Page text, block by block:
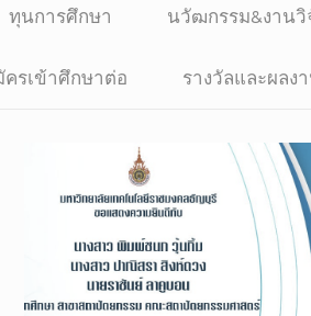
ทุนการศึกษา นวัฒกรรม&งานวิ
รเข้าศึกษาต่อ รางวัลและผลง